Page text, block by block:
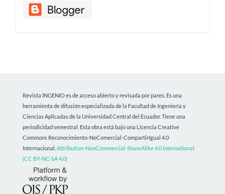
Revista INGENIO es de acceso abierto y revisada por pares. Es una
herramienta de difusión especializada de la Facultad de Ingeniería y
Ciencias Aplicadas de la Universidad Central del Ecuador. Tiene una
periodicidad semestral. Esta obra está bajo una Licencia Creative
Commons Reconocimiento-NoComercial-CompartirIgual 4.0
Internacional. Attribution-NonCommercial-ShareAlike 4.0 International
(CC BY-NC-SA 4.0)